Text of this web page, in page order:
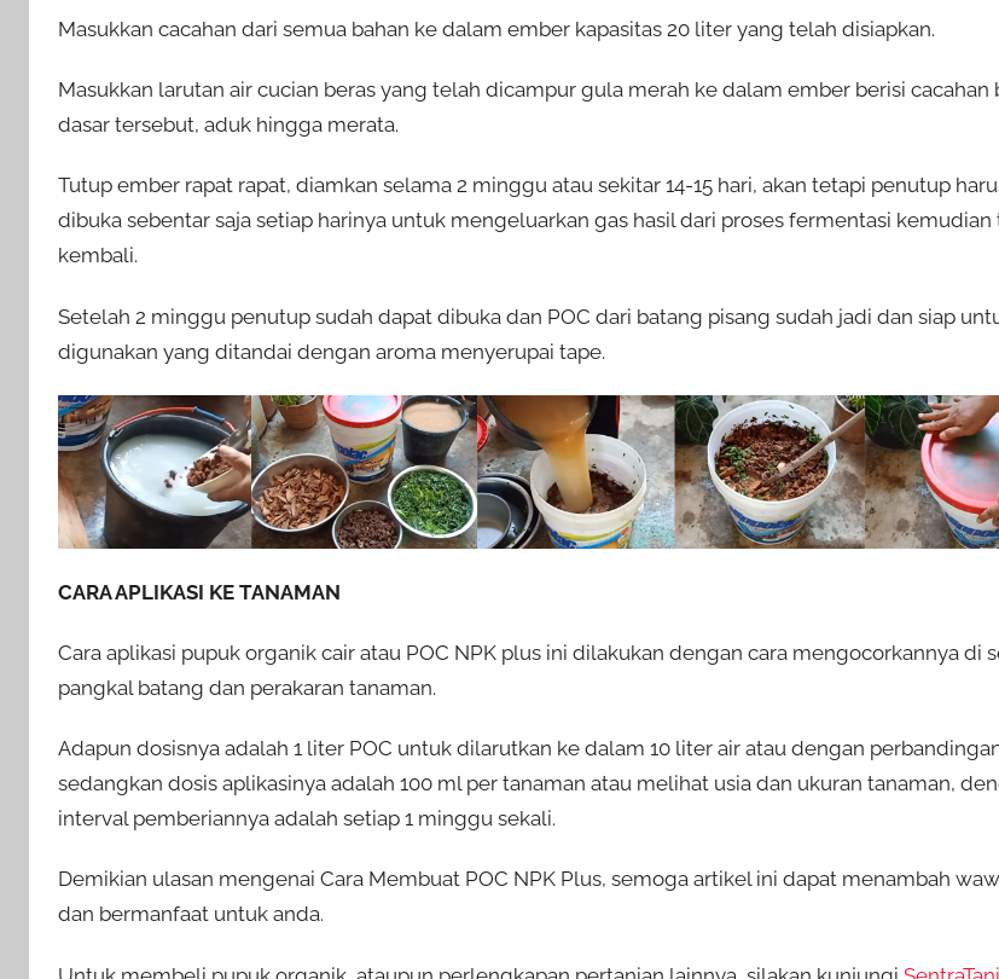
Masukkan cacahan dari semua bahan ke dalam ember kapasitas 20 liter yang telah disiapkan.
Masukkan larutan air cucian beras yang telah dicampur gula merah ke dalam ember berisi cacahan
dasar tersebut, aduk hingga merata.
Tutup ember rapat rapat, diamkan selama 2 minggu atau sekitar 14-15 hari, akan tetapi penutup
dibuka sebentar saja setiap harinya untuk mengeluarkan gas hasil dari proses fermentasi
kembali.
Setelah 2 minggu penutup sudah dapat dibuka dan POC dari batang pisang sudah jadi dan siap
digunakan yang ditandai dengan aroma menyerupai tape.
CARA APLIKASI KE TANAMAN
Cara aplikasi pupuk organik cair atau POC NPK plus ini dilakukan dengan cara mengocorkannya di
pangkal batang dan perakaran tanaman.
Adapun dosisnya adalah 1 liter POC untuk dilarutkan ke dalam 10 liter air atau dengan perbandingan
sedangkan dosis aplikasinya adalah 100 ml per tanaman atau melihat usia dan ukuran tanaman,
interval pemberiannya adalah setiap 1 minggu sekali.
Demikian ulasan mengenai Cara Membuat POC NPK Plus, semoga artikel ini dapat menambah
dan bermanfaat untuk anda.